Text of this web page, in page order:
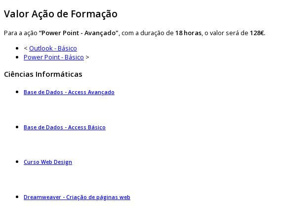
Valor Ação de Formação
Para a ação “Power Point - Avançado", com a duração de 18 horas, o valor será de 128€.
< Outlook - Básico
Power Point - Básico >
Ciências Informáticas
Base de Dados - Access Avançado
Base de Dados - Access Básico
Curso Web Design
Dreamweaver - Criação de páginas web